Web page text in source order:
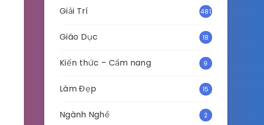
Giải Trí 481
Giáo Dục 18
Kiến thức – Cẩm nang 9
Làm Đẹp 15
Ngành Nghề 2